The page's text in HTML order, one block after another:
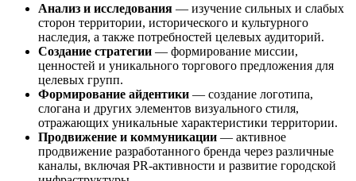
Анализ и исследования — изучение сильных и слабых
сторон территории, исторического и культурного
наследия, а также потребностей целевых аудиторий.
Создание стратегии — формирование миссии,
ценностей и уникального торгового предложения для
целевых групп.
Формирование айдентики — создание логотипа,
слогана и других элементов визуального стиля,
отражающих уникальные характеристики территории.
Продвижение и коммуникации — активное
продвижение разработанного бренда через различные
каналы, включая PR-активности и развитие городской